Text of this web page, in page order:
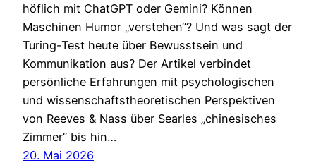
höflich mit ChatGPT oder Gemini? Können
Maschinen Humor „verstehen“? Und was sagt der
Turing-Test heute über Bewusstsein und
Kommunikation aus? Der Artikel verbindet
persönliche Erfahrungen mit psychologischen
und wissenschaftstheoretischen Perspektiven
von Reeves & Nass über Searles „chinesisches
Zimmer“ bis hin…
20. Mai 2026